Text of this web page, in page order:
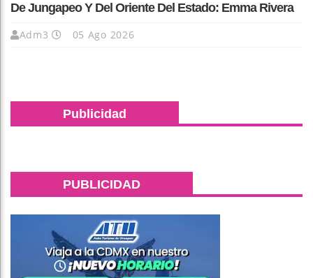
De Jungapeo Y Del Oriente Del Estado: Emma Rivera
Adm3 05 Ago 2026
Publicidad
PUBLICIDAD